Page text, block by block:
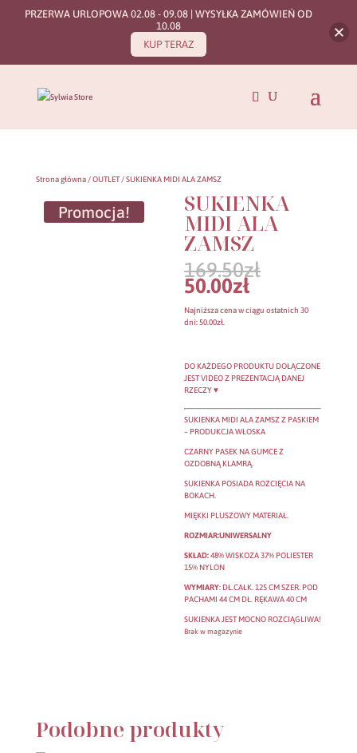
Strona główna/OUTLET/ SUKIENKA MIDI ALA ZAMSZ
Promocja! SUKIENKA
MIDI ALA
ZAMSZ
169.50zł
169.50zł.
50.00złAktualna
cena
wynosi:
50.00zł.
Najniższa cena w ciągu ostatnich 30
dni: 50.00zł
DO KAŻDEGO PRODUKTU DOŁĄCZONE
JEST VIDEO Z PREZENTACJĄ DANEJ
RZECZY ♥
SUKIENKA MIDI ALA ZAMSZ Z PASKIEM
– PRODUKCJA WŁOSKA
CZARNY PASEK NA GUMCE Z
OZDOBNĄ KLAMRĄ.
SUKIENKA POSIADA ROZCIĘCIA NA
BOKACH.
MIĘKKI PLUSZOWY MATERIAŁ.
ROZMIAR:UNIWERSALNY
SKŁAD:48% WISKOZA 37% POLIESTER
15% NYLON
WYMIARY: DŁ.CAŁK. 125 CM SZER. POD
PACHAMI 44 CM DŁ. RĘKAWA 40 CM
SUKIENKA JEST MOCNO ROZCIĄGLIWA!
Brak w magazynie
Podobne produkty
PRZERWA URLOPOWA 02.08 - 09.08 | WYSYŁKA ZAMÓWIEŃ OD
10.08
KUP TERAZ